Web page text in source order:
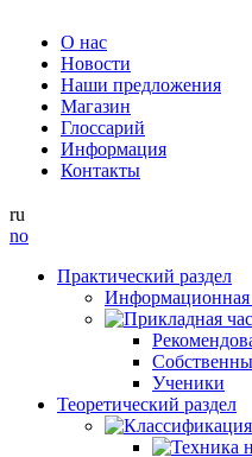
О нас
Новости
Наши предложения
Магазин
Глоссарий
Информация
Контакты
ru
no
Практический раздел
Информационная
Ученики
Теоретический раздел